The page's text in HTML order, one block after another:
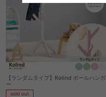
【ランダムタイプ】Kolind ポールハンガ
ー
sold out